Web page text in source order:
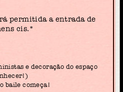
permitida a entrada de
cis.*
e decoração do espaço
baile começa!